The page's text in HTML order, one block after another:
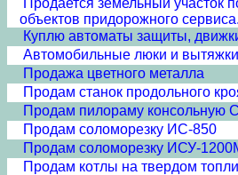
Продается земельный участок
объектов придорожного сервиса.
Куплю автоматы защиты,
Автомобильные люки и вытяжки
Продажа цветного металла
Продам станок продольного
Продам пилораму консольную
Продам соломорезку ИС-850
Продам соломорезку ИСУ-
Продам котлы на твердом